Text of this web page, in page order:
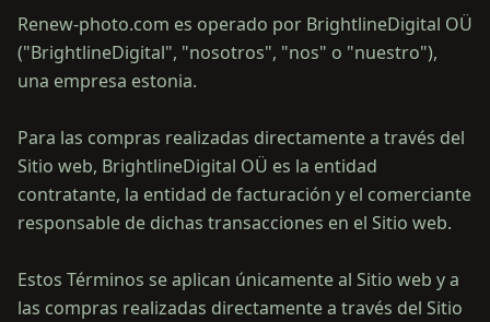
Renew-photo.com es operado por BrightlineDigital OÜ
("BrightlineDigital", "nosotros", "nos" o "nuestro"),
una empresa estonia.
Para las compras realizadas directamente a través del
Sitio web, BrightlineDigital OÜ es la entidad
contratante, la entidad de facturación y el comerciante
responsable de dichas transacciones en el Sitio web.
Estos Términos se aplican únicamente al Sitio web y a
las compras realizadas directamente a través del Sitio